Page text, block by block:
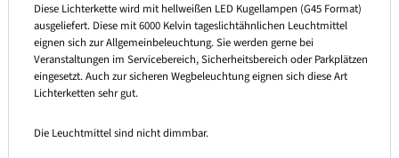
Diese Lichterkette wird mit hellweißen LED Kugellampen (G45 Format)
ausgeliefert. Diese mit 6000 Kelvin tageslichtähnlichen Leuchtmittel
eignen sich zur Allgemeinbeleuchtung. Sie werden gerne bei
Veranstaltungen im Servicebereich, Sicherheitsbereich oder Parkplätzen
eingesetzt. Auch zur sicheren Wegbeleuchtung eignen sich diese Art
Lichterketten sehr gut.
Die Leuchtmittel sind nicht dimmbar.